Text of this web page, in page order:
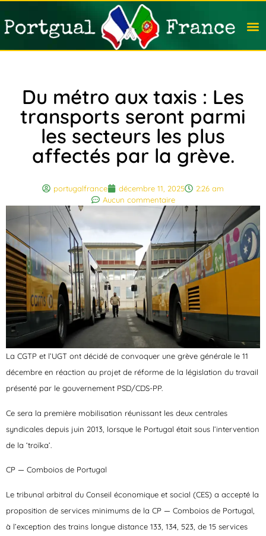
Du métro aux taxis : Les
transports seront parmi
les secteurs les plus
affectés par la grève.
portugalfrance décembre 11, 2025
2:26 am
Aucun commentaire
La CGTP et l’UGT ont décidé de convoquer une grève générale le 11
décembre en réaction au projet de réforme de la législation du travail
présenté par le gouvernement PSD/CDS-PP.
Ce sera la première mobilisation réunissant les deux centrales
syndicales depuis juin 2013, lorsque le Portugal était sous l’intervention
de la ‘troïka’.
CP — Comboios de Portugal
Le tribunal arbitral du Conseil économique et social (CES) a accepté la
proposition de services minimums de la CP — Comboios de Portugal,
à l’exception des trains longue distance 133, 134, 523, de 15 services